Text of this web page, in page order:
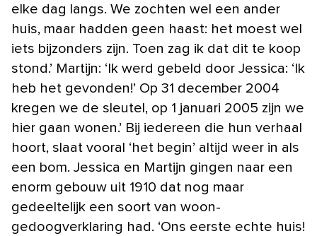
elke dag langs. We zochten wel een ander
huis, maar hadden geen haast: het moest wel
iets bijzonders zijn. Toen zag ik dat dit te koop
stond.’ Martijn: ‘Ik werd gebeld door Jessica: ‘Ik
heb het gevonden!’ Op 31 december 2004
kregen we de sleutel, op 1 januari 2005 zijn we
hier gaan wonen.’ Bij iedereen die hun verhaal
hoort, slaat vooral ‘het begin’ altijd weer in als
een bom. Jessica en Martijn gingen naar een
enorm gebouw uit 1910 dat nog maar
gedeeltelijk een soort van woon-
gedoogverklaring had. ‘Ons eerste echte huis!